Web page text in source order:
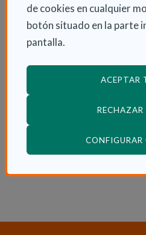
de cookies en cualquier
botón situado en la parte
pantalla.
ACEPTAR
CONFIGURAR
Lun 17 Diciembre
Fundación
ENLACES
Jornadas familiares